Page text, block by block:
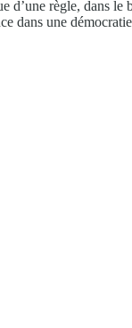
règle, dans
dans une